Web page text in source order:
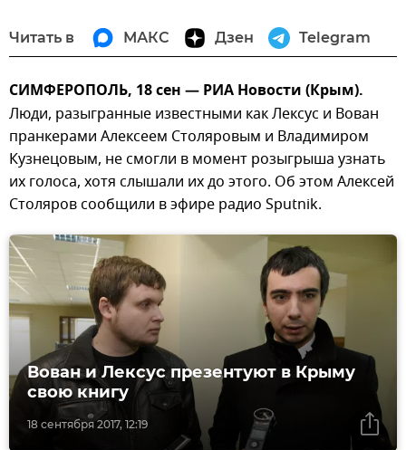
Читать в МАКС Дзен Telegram
СИМФЕРОПОЛЬ, 18 сен — РИА Новости (Крым).
Люди, разыгранные известными как Лексус и Вован
пранкерами Алексеем Столяровым и Владимиром
Кузнецовым, не смогли в момент розыгрыша узнать
их голоса, хотя слышали их до этого. Об этом Алексей
Столяров сообщили в эфире радио Sputnik.
18 сентября 2017, 12:19
Вован и Лексус презентуют в Крыму
свою книгу